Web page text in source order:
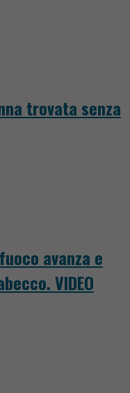
trovata senza
avanza e
VIDEO